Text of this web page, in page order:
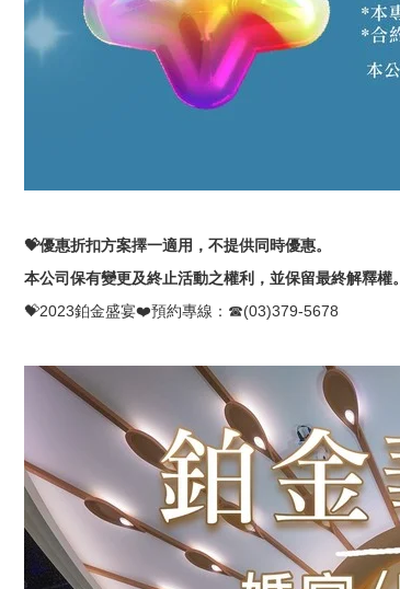
💝優惠折扣方案擇一適用，不提供同時優惠。
本公司保有變更及終止活動之權利，並保留最終解釋權。
💝2023鉑金盛宴❤️預約專線：☎(03)379-5678